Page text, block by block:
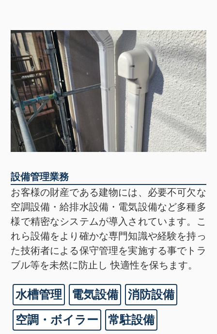
設備管理業務
お客様の財産である建物には、必要不可欠な
空調設備・給排水設備・電気設備など多種多
様で精密なシステムが導入されています。こ
れら設備をより確かな専門知識や経験を持っ
た技術者による保守管理を実施する事でトラ
ブル等を未然に防止し 快適性を保ちます。
水槽管理 電気設備
消防設備
空調・ボイラー
常駐設備